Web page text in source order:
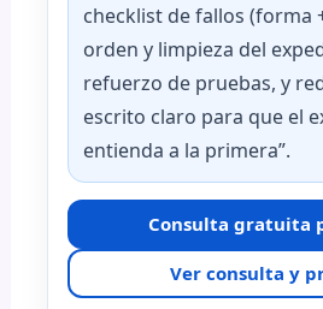
checklist de fallos (forma
orden y limpieza del
refuerzo de pruebas, y
escrito claro para que el
entienda a la primera”.
Consulta gratuita
Ver consulta y